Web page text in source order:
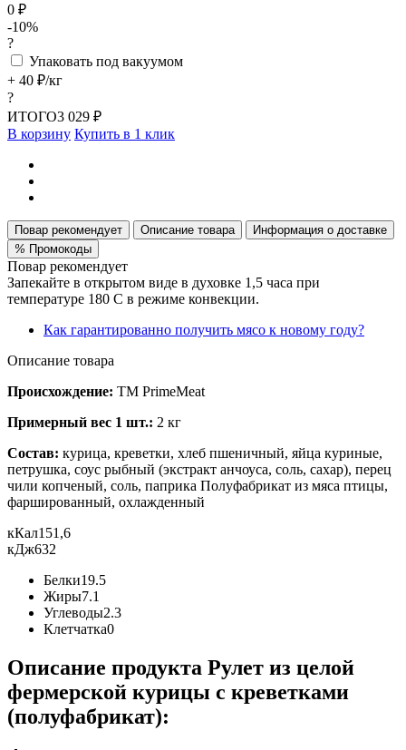
0 ₽
-10%
?
Упаковать под вакуумом
+ 40 ₽/кг
?
ИТОГО3 029 ₽
В корзину Купить в 1 клик
Повар рекомендует Описание товара
Информация о доставке
% Промокоды
Повар рекомендует
Запекайте в открытом виде в духовке 1,5 часа при
температуре 180 С в режиме конвекции.
Как гарантированно получить мясо к новому году?
Описание товара
Происхождение: ТМ PrimeMeat
Примерный вес 1 шт.: 2 кг
Состав: курица, креветки, хлеб пшеничный, яйца куриные,
петрушка, соус рыбный (экстракт анчоуса, соль, сахар), перец
чили копченый, соль, паприка Полуфабрикат из мяса птицы,
фаршированный, охлажденный
кКал151,6
кДж632
Белки19.5
Жиры7.1
Углеводы2.3
Клетчатка0
Описание продукта Рулет из целой
фермерской курицы с креветками
(полуфабрикат):